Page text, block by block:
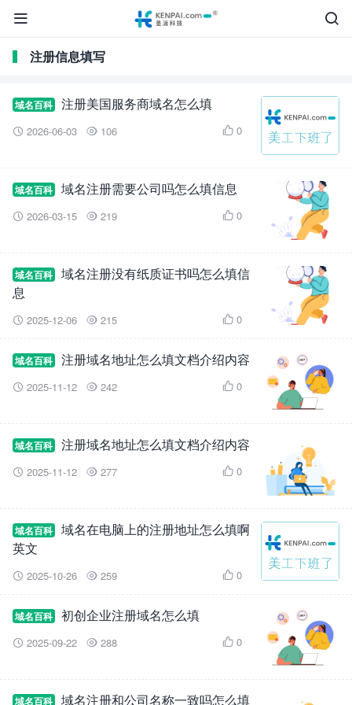


注册信息填写
域名百科 注册美国服务商域名怎么填
 2026-06-03  106  0
域名百科 域名注册需要公司吗怎么填信息
 2026-03-15  219  0
域名百科
域名注册没有纸质证书吗怎么填信
息
 2025-12-06  215  0
域名百科 注册域名地址怎么填文档介绍内容
 2025-11-12  242  0
域名百科 注册域名地址怎么填文档介绍内容
 2025-11-12  277  0
域名百科
域名在电脑上的注册地址怎么填啊
英文
 2025-10-26  259  0
域名百科 初创企业注册域名怎么填
 2025-09-22  288  0
域名百科 域名注册和公司名称一致吗怎么填